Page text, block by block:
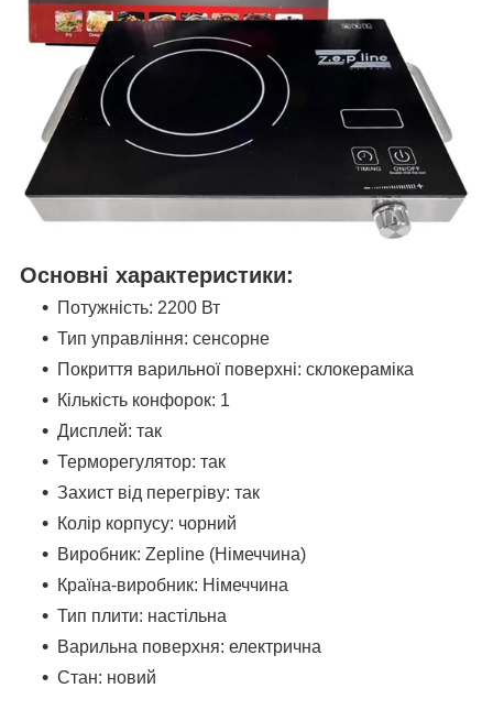
Основні характеристики:
Потужність: 2200 Вт
Тип управління: сенсорне
Покриття варильної поверхні: склокераміка
Кількість конфорок: 1
Дисплей: так
Терморегулятор: так
Захист від перегріву: так
Колір корпусу: чорний
Виробник: Zepline (Німеччина)
Країна-виробник: Німеччина
Тип плити: настільна
Варильна поверхня: електрична
Стан: новий